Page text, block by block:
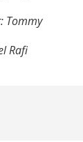
Tommy
Rafi